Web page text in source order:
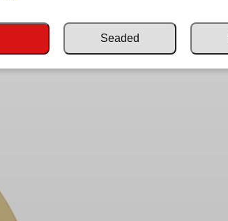
Seaded